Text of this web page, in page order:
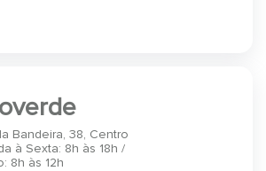
Bandeira, 38, Centro
à Sexta: 8h às 18h /
8h às 12h